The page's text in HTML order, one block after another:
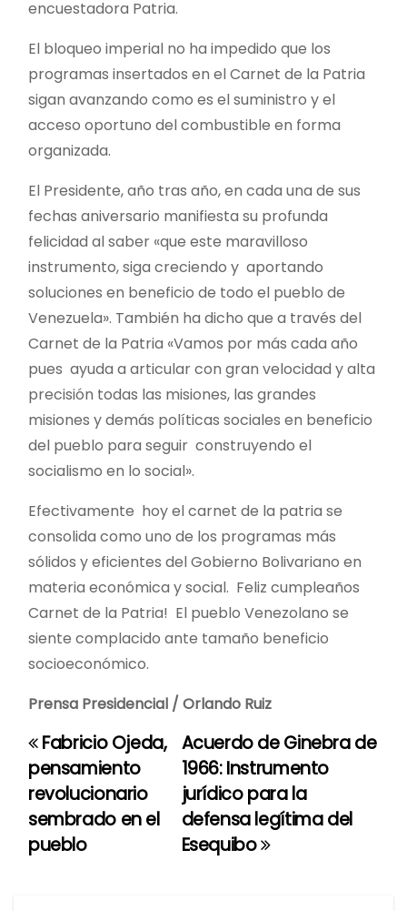
encuestadora Patria.
El bloqueo imperial no ha impedido que los
programas insertados en el Carnet de la Patria
sigan avanzando como es el suministro y el
acceso oportuno del combustible en forma
organizada.
El Presidente, año tras año, en cada una de sus
fechas aniversario manifiesta su profunda
felicidad al saber «que este maravilloso
instrumento, siga creciendo y aportando
soluciones en beneficio de todo el pueblo de
Venezuela». También ha dicho que a través del
Carnet de la Patria «Vamos por más cada año
pues ayuda a articular con gran velocidad y alta
precisión todas las misiones, las grandes
misiones y demás políticas sociales en beneficio
del pueblo para seguir construyendo el
socialismo en lo social».
Efectivamente hoy el carnet de la patria se
consolida como uno de los programas más
sólidos y eficientes del Gobierno Bolivariano en
materia económica y social. Feliz cumpleaños
Carnet de la Patria! El pueblo Venezolano se
siente complacido ante tamaño beneficio
socioeconómico.
Prensa Presidencial / Orlando Ruiz
N
a
v
e
Acuerdo de Ginebra de
1966: Instrumento
jurídico para la
defensa legítima del
Esequibo
Fabricio Ojeda,
pensamiento
revolucionario
sembrado en el
pueblo